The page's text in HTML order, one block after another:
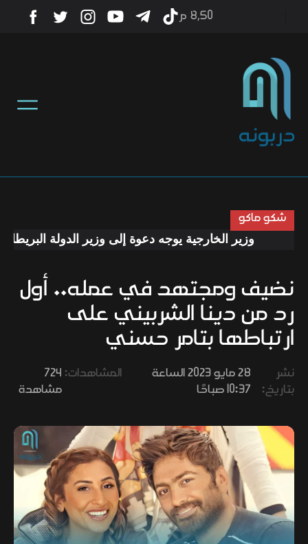
أخبار
رياضة
صحة
ثقافة
وفنون
8٫50 م
شكو ماكو
وزير الخارجية يوجه دعوة إلى وزير الدولة البريطاني
نضيف ومجتهد في عمله.. أول
رد من دينا الشربيني على
ارتباطها بتامر حسني
نشر
بتاريخ:
28 مايو 2023 الساعة
10:37 صباحًا
المشاهدات: 724
مشاهدة